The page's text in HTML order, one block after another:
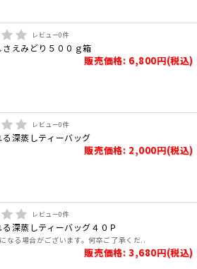
レビュー0件
えみどり５００ｇ箱
販売価格: 6,800円(税込)
レビュー0件
る深蒸しティーバッグ
販売価格: 2,000円(税込)
レビュー0件
深蒸しティーバッグ４０Ｐ
なる場合がございます。何卒ご了承くだ..
販売価格: 3,680円(税込)